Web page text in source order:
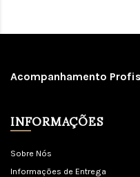
Acompanhamento
INFORMAÇÕES
Sobre Nós
Informações de Entrega